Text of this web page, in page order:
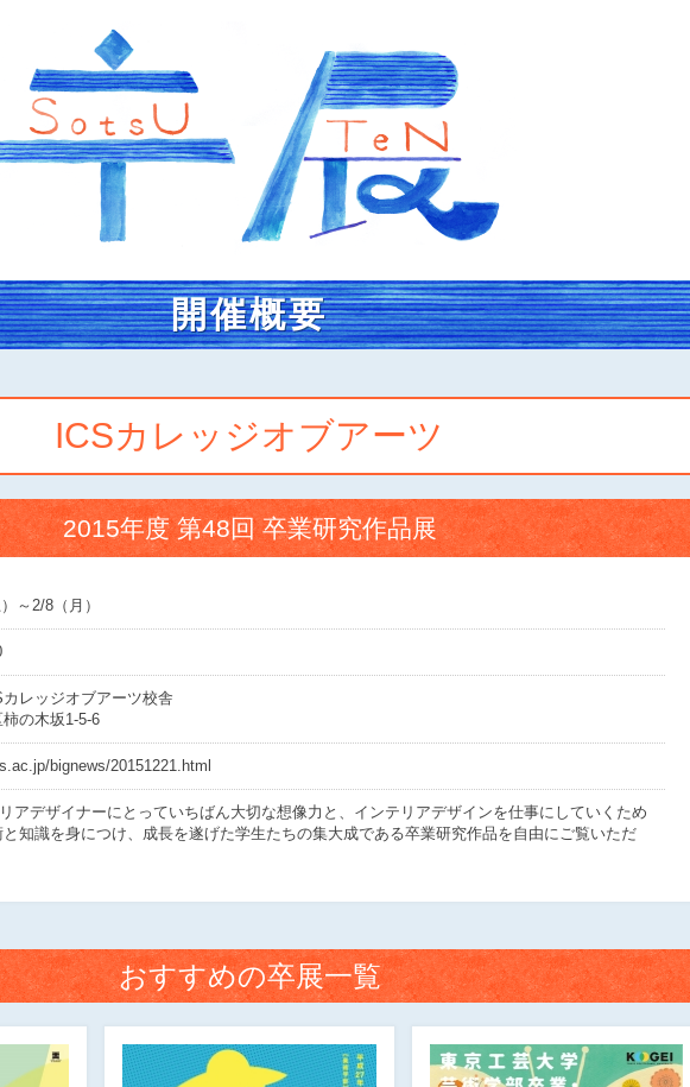
開催概要
ICSカレッジオブアーツ
2015年度 第48回 卒業研究作品展
～2/8（月）
レッジオブアーツ校舎
の木坂1-5-6
bignews/20151221.html
アデザイナーにとっていちばん大切な想像力と、インテリアデザインを仕事にしていくため
知識を身につけ、成長を遂げた学生たちの集大成である卒業研究作品を自由にご覧いただ
おすすめの卒展一覧